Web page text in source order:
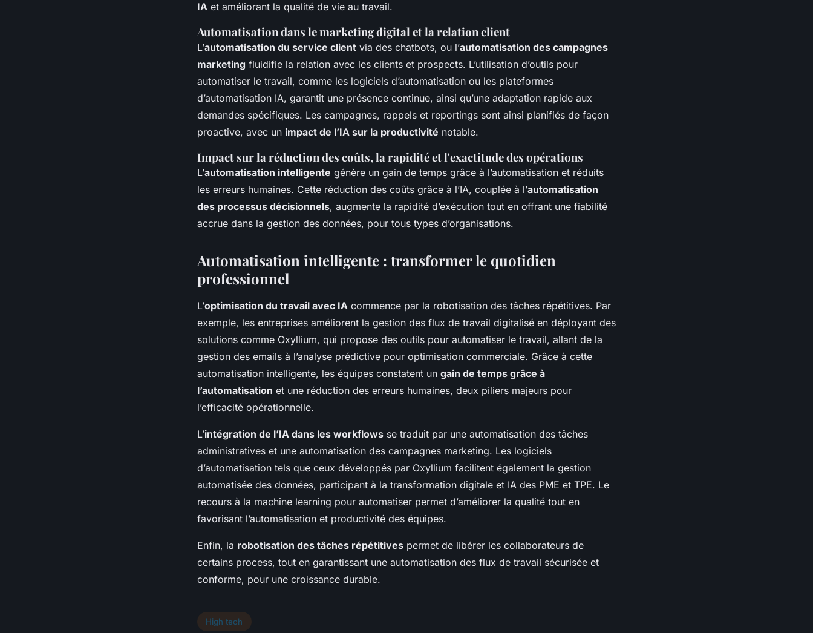
IA et améliorant la qualité de vie au travail.
Automatisation dans le marketing digital et la relation client
L’automatisation du service client via des chatbots, ou l’automatisation des campagnes
marketing fluidifie la relation avec les clients et prospects. L’utilisation d’outils pour
automatiser le travail, comme les logiciels d’automatisation ou les plateformes
d’automatisation IA, garantit une présence continue, ainsi qu’une adaptation rapide aux
demandes spécifiques. Les campagnes, rappels et reportings sont ainsi planifiés de façon
proactive, avec un impact de l’IA sur la productivité notable.
Impact sur la réduction des coûts, la rapidité et l'exactitude des opérations
L’automatisation intelligente génère un gain de temps grâce à l’automatisation et réduits
les erreurs humaines. Cette réduction des coûts grâce à l’IA, couplée à l’automatisation
des processus décisionnels, augmente la rapidité d’exécution tout en offrant une fiabilité
accrue dans la gestion des données, pour tous types d’organisations.
Automatisation intelligente : transformer le quotidien
professionnel
L’optimisation du travail avec IA commence par la robotisation des tâches répétitives. Par
exemple, les entreprises améliorent la gestion des flux de travail digitalisé en déployant des
solutions comme Oxyllium, qui propose des outils pour automatiser le travail, allant de la
gestion des emails à l’analyse prédictive pour optimisation commerciale. Grâce à cette
automatisation intelligente, les équipes constatent un gain de temps grâce à
l’automatisation et une réduction des erreurs humaines, deux piliers majeurs pour
l’efficacité opérationnelle.
L’intégration de l’IA dans les workflows se traduit par une automatisation des tâches
administratives et une automatisation des campagnes marketing. Les logiciels
d’automatisation tels que ceux développés par Oxyllium facilitent également la gestion
automatisée des données, participant à la transformation digitale et IA des PME et TPE. Le
recours à la machine learning pour automatiser permet d’améliorer la qualité tout en
favorisant l’automatisation et productivité des équipes.
Enfin, la robotisation des tâches répétitives permet de libérer les collaborateurs de
certains process, tout en garantissant une automatisation des flux de travail sécurisée et
conforme, pour une croissance durable.
High tech